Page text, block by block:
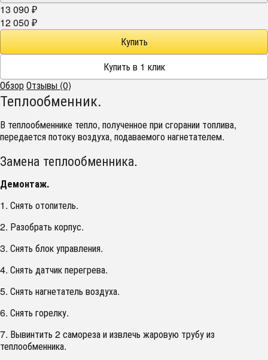
13 090 ₽
12 050 ₽
ОбзорОтзывы (0)
Теплообменник.
В теплообменнике тепло, полученное при сгорании топлива,
передается потоку воздуха, подаваемого нагнетателем.
Замена теплообменника.
Демонтаж.
1. Снять отопитель.
2. Разобрать корпус.
3. Снять блок управления.
4. Снять датчик перегрева.
5. Снять нагнетатель воздуха.
6. Снять горелку.
7. Вывинтить 2 самореза и извлечь жаровую трубу из
теплообменника.